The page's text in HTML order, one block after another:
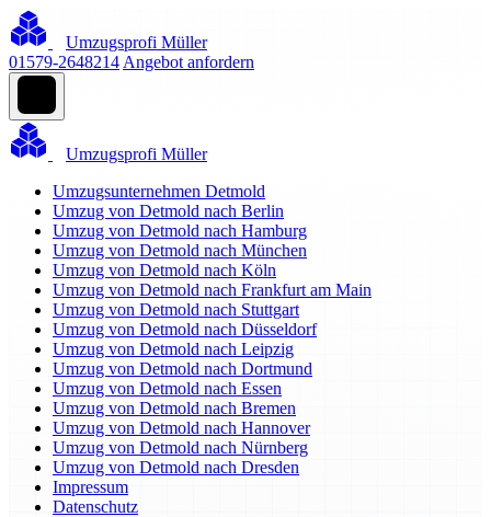
Umzugsprofi Müller
01579-2648214 Angebot anfordern
Umzugsprofi Müller
Umzugsunternehmen Detmold
Umzug von Detmold nach Berlin
Umzug von Detmold nach Hamburg
Umzug von Detmold nach München
Umzug von Detmold nach Köln
Umzug von Detmold nach Frankfurt am Main
Umzug von Detmold nach Stuttgart
Umzug von Detmold nach Düsseldorf
Umzug von Detmold nach Leipzig
Umzug von Detmold nach Dortmund
Umzug von Detmold nach Essen
Umzug von Detmold nach Bremen
Umzug von Detmold nach Hannover
Umzug von Detmold nach Nürnberg
Umzug von Detmold nach Dresden
Impressum
Datenschutz